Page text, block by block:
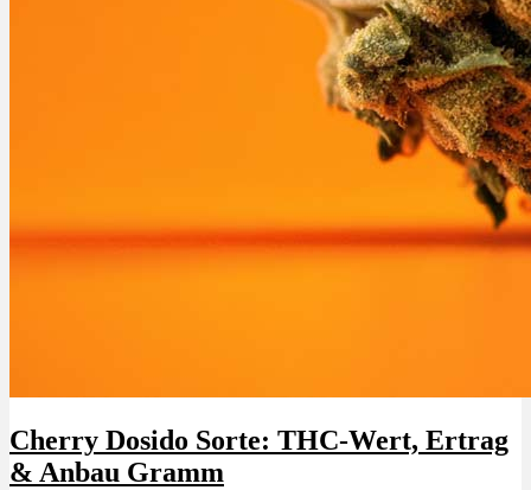
Cherry Dosido Sorte: THC-Wert, Ertrag
& Anbau Gramm